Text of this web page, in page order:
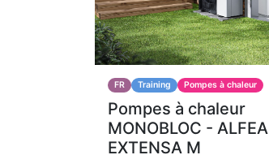
FR Training Pompes à chaleur
Pompes à chaleur
MONOBLOC - ALFEA
EXTENSA M